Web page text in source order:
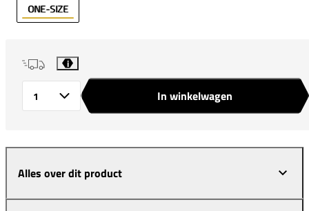
ONE-SIZE
i
In winkelwagen
Alles over dit product